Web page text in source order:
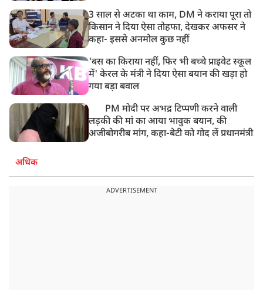
3 साल से अटका था काम, DM ने कराया पूरा तो
किसान ने दिया ऐसा तोहफा, देखकर अफसर ने
कहा- इससे अनमोल कुछ नहीं
'बस का किराया नहीं, फिर भी बच्चे प्राइवेट स्कूल
में' केरल के मंत्री ने दिया ऐसा बयान की खड़ा हो
गया बड़ा बवाल
PM मोदी पर अभद्र टिप्पणी करने वाली
लड़की की मां का आया भावुक बयान, की
अजीबोगरीब मांग, कहा-बेटी को गोद लें प्रधानमंत्री
अधिक
ADVERTISEMENT